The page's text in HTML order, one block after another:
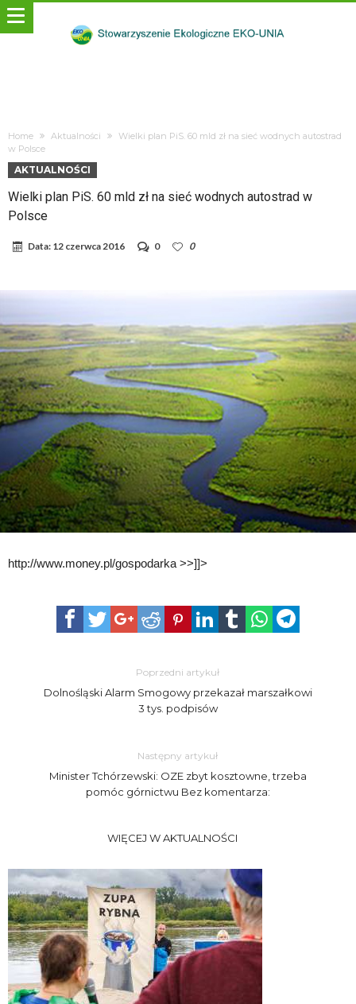
Home Aktualności
Wielki plan PiS. 60 mld zł na sieć wodnych autostrad
w Polsce
AKTUALNOŚCI
Wielki plan PiS. 60 mld zł na sieć wodnych autostrad w
Polsce
Data: 12 czerwca 2016 0 0
http://www.money.pl/gospodarka >>]]>
Poprzedni artykuł
Dolnośląski Alarm Smogowy przekazał marszałkowi
3 tys. podpisów
Następny artykuł
Minister Tchórzewski: OZE zbyt kosztowne, trzeba
pomóc górnictwu Bez komentarza:
WIĘCEJ W AKTUALNOŚCI